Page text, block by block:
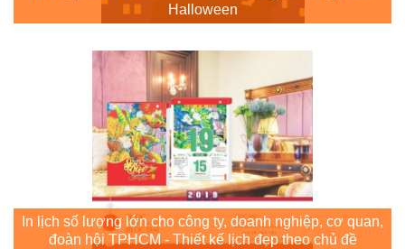
Halloween
In lịch số lượng lớn cho công ty, doanh nghiệp, cơ quan,
đoàn hội TPHCM - Thiết kế lịch đẹp theo chủ đề